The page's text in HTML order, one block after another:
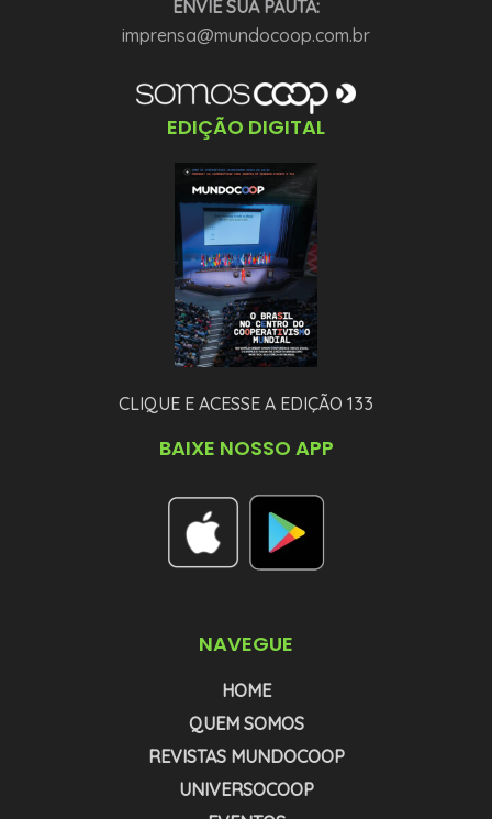
ENVIE SUA PAUTA:
imprensa@mundocoop.com.br
EDIÇÃO DIGITAL
CLIQUE E ACESSE A EDIÇÃO 133
BAIXE NOSSO APP
NAVEGUE
HOME
QUEM SOMOS
REVISTAS MUNDOCOOP
UNIVERSOCOOP